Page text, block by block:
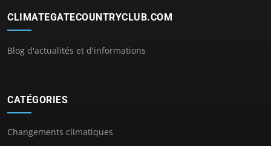
CLIMATEGATECOUNTRYCLUB.COM
Blog d'actualités et d'informations
CATÉGORIES
Changements climatiques